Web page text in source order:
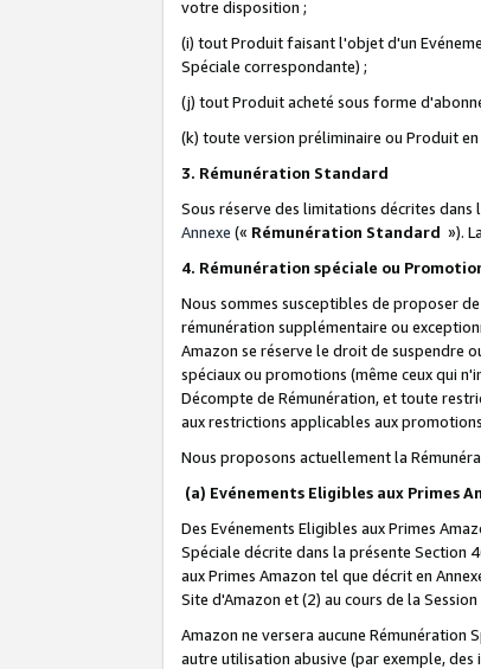
votre disposition ;
(i) tout Produit faisant l'objet d'un
Spéciale correspondante) ;
(j) tout Produit acheté sous forme
(k) toute version préliminaire ou Produit
3. Rémunération Standard
Sous réserve des limitations décrites
Annexe (« Rémunération Standard »).
4. Rémunération spéciale ou
Nous sommes susceptibles de proposer
rémunération supplémentaire ou
Amazon se réserve le droit de suspendre
spéciaux ou promotions (même ceux qui
Décompte de Rémunération, et toute
aux restrictions applicables aux
Nous proposons actuellement la
(a) Evénements Eligibles aux Primes
Des Evénements Eligibles aux Primes
Spéciale décrite dans la présente Section
aux Primes Amazon tel que décrit en
Site d'Amazon et (2) au cours de la
Amazon ne versera aucune Rémunération
autre utilisation abusive (par exemple,